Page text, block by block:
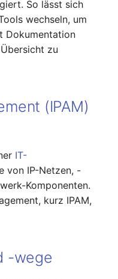
Laufwerk
Listener
Logbuch
Logische Geräte (Client)
Logische Geräte (LDEV
Server)
Mobilfunk
Server
Service
Speichersystem
Stadt
Steckdosenleiste
So lässt sich
wechseln, um
Dokumentation
zu
(IPAM)
IT-
von IP-Netzen, -
Komponenten.
kurz IPAM,
-wege